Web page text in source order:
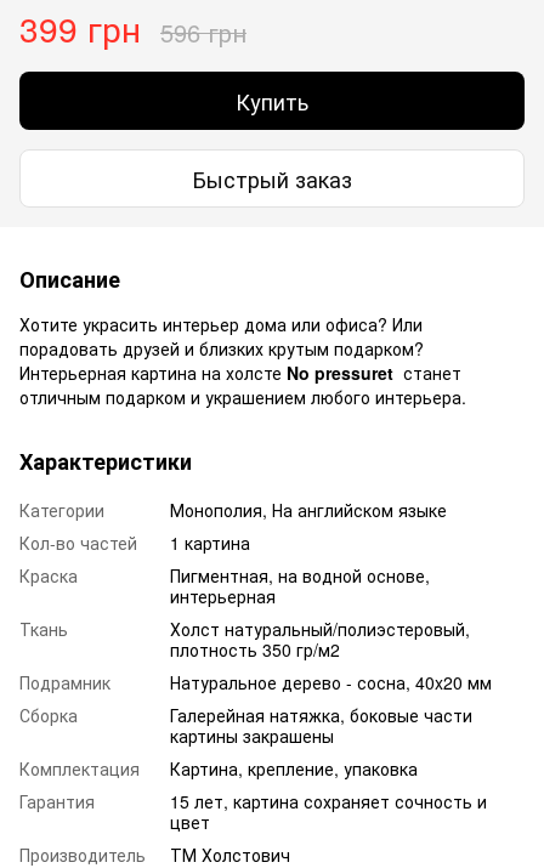
399 грн 596 грн
Купить
Быстрый заказ
Описание
Хотите украсить интерьер дома или офиса? Или
порадовать друзей и близких крутым подарком?
Интерьерная картина на холсте No pressuret станет
отличным подарком и украшением любого интерьера.
Характеристики
Категории
Монополия, На английском языке
Кол-во частей
1 картина
Краска
Пигментная, на водной основе,
интерьерная
Ткань
Холст натуральный/полиэстеровый,
плотность 350 гр/м2
Подрамник
Натуральное дерево - сосна, 40x20 мм
Сборка
Галерейная натяжка, боковые части
картины закрашены
Комплектация
Картина, крепление, упаковка
Гарантия
15 лет, картина сохраняет сочность и
цвет
Производитель
ТМ Холстович